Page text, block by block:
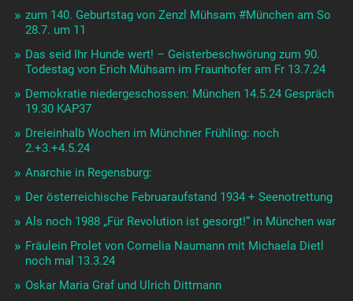
zum 140. Geburtstag von Zenzl Mühsam #München am So
28.7. um 11
Das seid Ihr Hunde wert! – Geisterbeschwörung zum 90.
Todestag von Erich Mühsam im Fraunhofer am Fr 13.7.24
Demokratie niedergeschossen: München 14.5.24 Gespräch
19.30 KAP37
Dreieinhalb Wochen im Münchner Frühling: noch
2.+3.+4.5.24
Anarchie in Regensburg:
Der österreichische Februaraufstand 1934 + Seenotrettung
Als noch 1988 „Für Revolution ist gesorgt!“ in München war
Fräulein Prolet von Cornelia Naumann mit Michaela Dietl
noch mal 13.3.24
Oskar Maria Graf und Ulrich Dittmann